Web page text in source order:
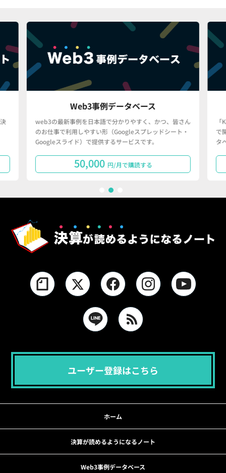
Web3事例データベース
web3の最新事例を日本語で分かりやすく、かつ、皆さん
のお仕事で利用しやすい形（Googleスプレッドシート・
Googleスライド）で提供するサービスです。
50,000 円/月で購読する
で
タ
ユーザー登録はこちら
ホーム
決算が読めるようになるノート
Web3事例データベース